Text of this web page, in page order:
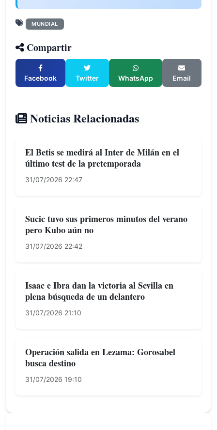
MUNDIAL
Compartir
Facebook Twitter WhatsApp Email
Noticias Relacionadas
El Betis se medirá al Inter de Milán en el
último test de la pretemporada
31/07/2026 22:47
Sucic tuvo sus primeros minutos del verano
pero Kubo aún no
31/07/2026 22:42
Isaac e Ibra dan la victoria al Sevilla en
plena búsqueda de un delantero
31/07/2026 21:10
Operación salida en Lezama: Gorosabel
busca destino
31/07/2026 19:10